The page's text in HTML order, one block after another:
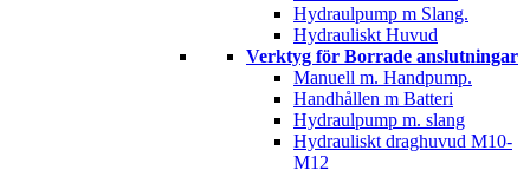
Hydraulpump m Slang.
Hydrauliskt Huvud
Verktyg för Borrade anslutningar
Manuell m. Handpump.
Handhållen m Batteri
Hydraulpump m. slang
Hydrauliskt draghuvud M10-
M12